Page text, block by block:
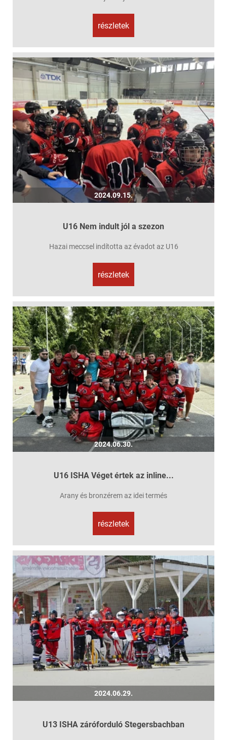
részletek
2024.09.15.
U16 Nem indult jól a szezon
Hazai meccsel indította az évadot az U16
részletek
2024.06.30.
U16 ISHA Véget értek az inline...
Arany és bronzérem az idei termés
részletek
2024.06.29.
U13 ISHA záróforduló Stegersbachban